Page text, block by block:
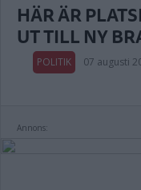
HÄR ÄR
UT TILL NY
POLITIK 07 augusti
Annons: